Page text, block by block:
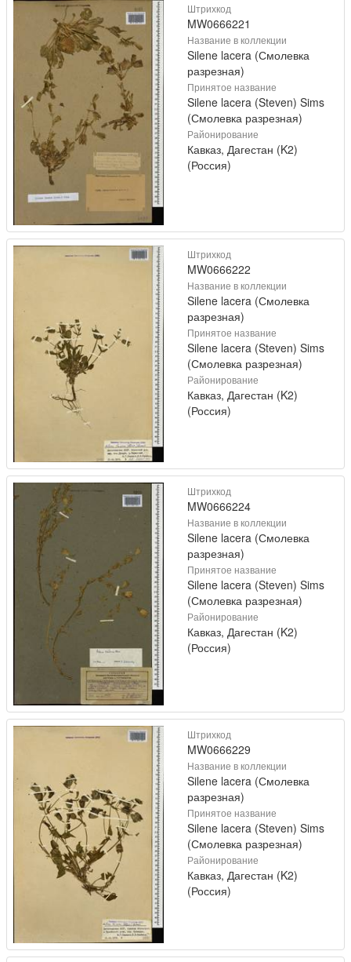
Штрихкод
MW0666221
Название в коллекции
Silene lacera (Смолевка
разрезная)
Принятое название
Silene lacera (Steven) Sims
(Смолевка разрезная)
Районирование
Кавказ, Дагестан (K2)
(Россия)
Штрихкод
MW0666222
Название в коллекции
Silene lacera (Смолевка
разрезная)
Принятое название
Silene lacera (Steven) Sims
(Смолевка разрезная)
Районирование
Кавказ, Дагестан (K2)
(Россия)
Штрихкод
MW0666224
Название в коллекции
Silene lacera (Смолевка
разрезная)
Принятое название
Silene lacera (Steven) Sims
(Смолевка разрезная)
Районирование
Кавказ, Дагестан (K2)
(Россия)
Штрихкод
MW0666229
Название в коллекции
Silene lacera (Смолевка
разрезная)
Принятое название
Silene lacera (Steven) Sims
(Смолевка разрезная)
Районирование
Кавказ, Дагестан (K2)
(Россия)